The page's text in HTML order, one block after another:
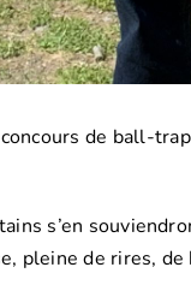
de ball-
s’en
pleine de rires,